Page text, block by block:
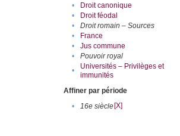
•
Droit canonique
•
Droit féodal
•
Droit romain – Sources
•
France
•
Jus commune
•
Pouvoir royal
•
Universités – Privilèges et
immunités
Affiner par période
•
16e siècle[X]